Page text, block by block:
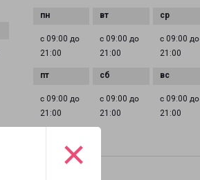
×
с 09:00 до
21:00
с 09:00 до
21:00
с 09:00 до
21:00
с 09:00 до
21:00
с 09:00 до
21:00
с 09:00 до
21:00